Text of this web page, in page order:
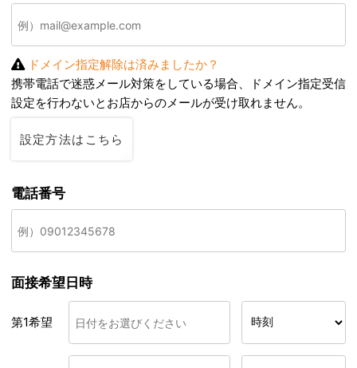
ドメイン指定解除は済みましたか？
携帯電話で迷惑メール対策をしている場合、ドメイン指定受信
設定を行わないとお店からのメールが受け取れません。
設定方法はこちら
電話番号
面接希望日時
第1希望